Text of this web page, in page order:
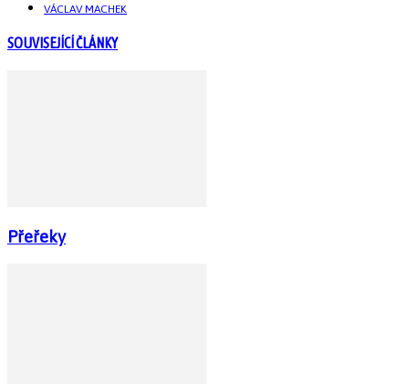
VÁCLAV MACHEK
SOUVISEJÍCÍ ČLÁNKY
Přeřeky